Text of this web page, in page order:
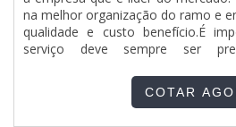
na melhor organização do ramo e
qualidade e custo benefício.É
serviço deve sempre ser
garantir a qualidade e
evitar prejuízos comCOTAR